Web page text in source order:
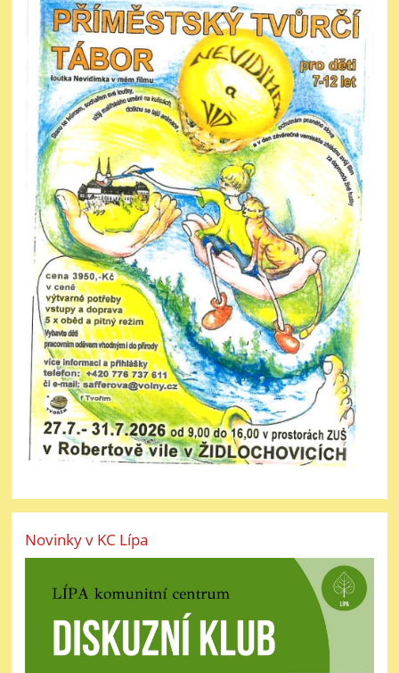
Novinky v KC Lípa